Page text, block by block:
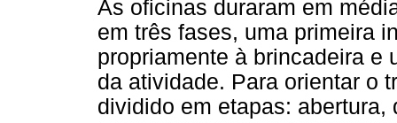
As oficinas duraram em
em três fases, uma primeira
propriamente à brincadeira e
da atividade. Para orientar o
dividido em etapas: